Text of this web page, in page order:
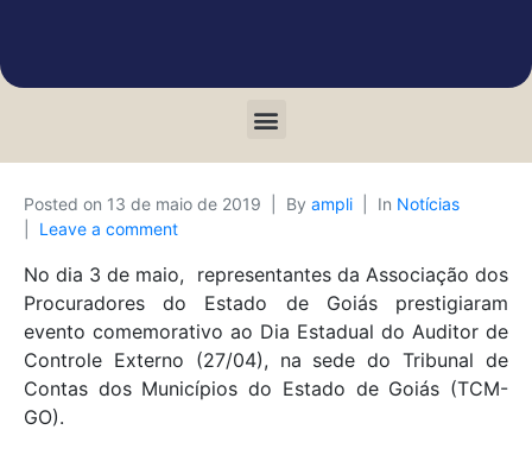
Posted on 13 de maio de 2019 By ampli In Notícias
Leave a comment
No dia 3 de maio, representantes da Associação dos
Procuradores do Estado de Goiás prestigiaram
evento comemorativo ao Dia Estadual do Auditor de
Controle Externo (27/04), na sede do Tribunal de
Contas dos Municípios do Estado de Goiás (TCM-
GO).